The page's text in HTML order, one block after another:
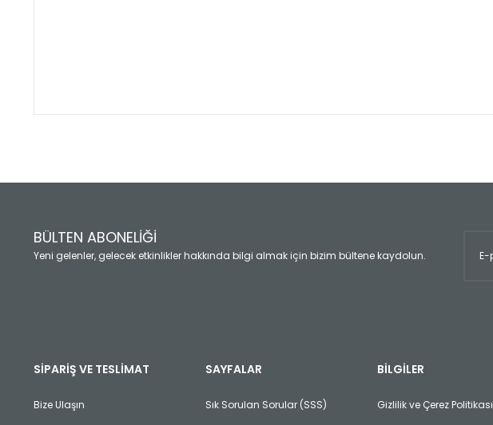
Ürün açıklamasında eksik bilgiler bulunuyor.
Ürün fiyatı diğer sitelerden daha pahalı.
Bu ürüne benzer farklı alternatifler olmalı.
BÜLTEN ABONELİĞİ
Yeni gelenler, gelecek etkinlikler hakkında bilgi almak için bizim bültene kaydolun.
SİPARİŞ VE TESLİMAT
Bize Ulaşın
SAYFALAR
Sık Sorulan Sorular (SSS)
BİLGİLER
Gizlilik ve Çerez Politikası